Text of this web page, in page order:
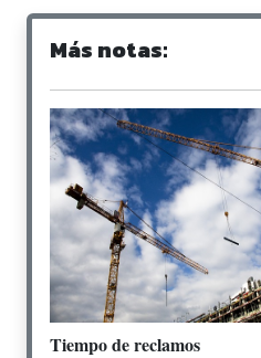
Más notas:
Tiempo de reclamos